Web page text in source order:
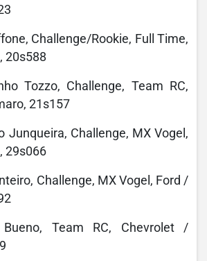
Challenge/Rookie, Full Time,
20s588
Tozzo, Challenge, Team RC,
21s157
Junqueira, Challenge, MX Vogel,
29s066
Challenge, MX Vogel, Ford /
Team RC, Chevrolet /